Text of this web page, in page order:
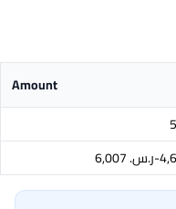
Amount